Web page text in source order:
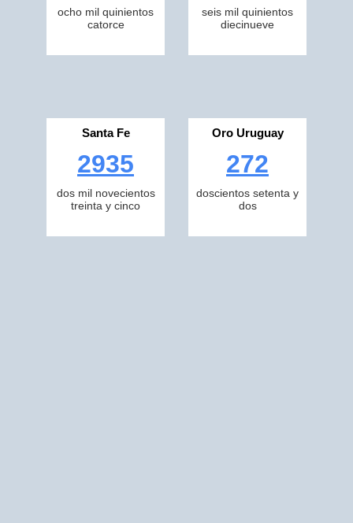
ocho mil quinientos
catorce
seis mil quinientos
diecinueve
Santa Fe
2935
dos mil novecientos
treinta y cinco
Oro Uruguay
272
doscientos setenta y
dos